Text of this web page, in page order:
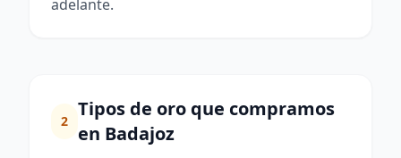
adelante.
2
Tipos de oro que compramos
en Badajoz